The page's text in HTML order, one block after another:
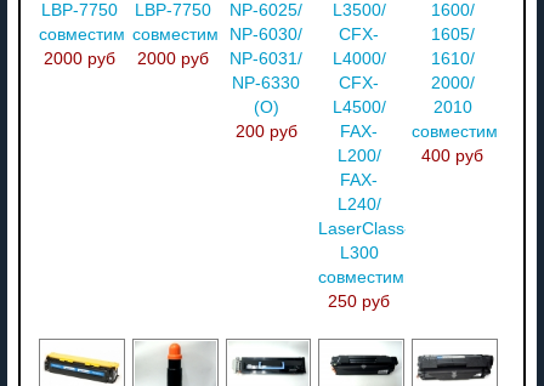
LBP-7750
совместимый
2000 руб
LBP-7750
совместимый
2000 руб
NP-6025/
NP-6030/
NP-6031/
NP-6330
(О)
200 руб
L3500/
CFX-
L4000/
CFX-
L4500/
FAX-
L200/
FAX-
L240/
LaserClass-
L300
совместимый
250 руб
1600/
1605/
1610/
2000/
2010
совместимый
400 руб